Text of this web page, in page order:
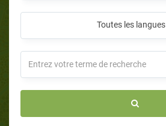
Toutes les langues